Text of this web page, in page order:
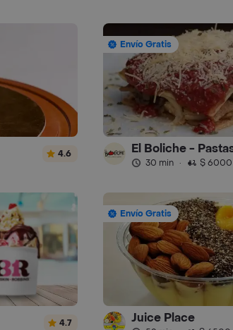
4.6
Envío Gratis
El Boliche -
30 min · $ 6000
4.7
Envío Gratis
Juice Place